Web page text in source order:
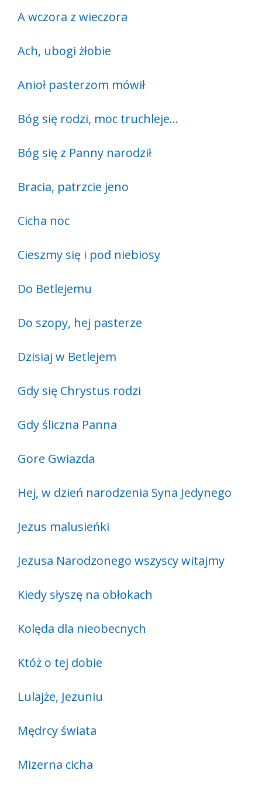
A wczora z wieczora
Ach, ubogi żłobie
Anioł pasterzom mówił
Bóg się rodzi, moc truchleje…
Bóg się z Panny narodził
Bracia, patrzcie jeno
Cicha noc
Cieszmy się i pod niebiosy
Do Betlejemu
Do szopy, hej pasterze
Dzisiaj w Betlejem
Gdy się Chrystus rodzi
Gdy śliczna Panna
Gore Gwiazda
Hej, w dzień narodzenia Syna Jedynego
Jezus malusieńki
Jezusa Narodzonego wszyscy witajmy
Kiedy słyszę na obłokach
Kolęda dla nieobecnych
Któż o tej dobie
Lulajże, Jezuniu
Mędrcy świata
Mizerna cicha